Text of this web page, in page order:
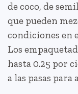
de coco, de
que pueden
condiciones en
Los
hasta 0.25 por
a las pasas